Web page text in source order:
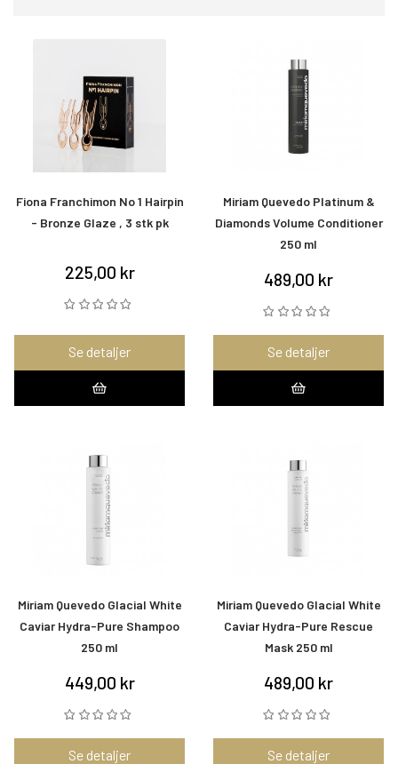
Fiona Franchimon No 1 Hairpin
- Bronze Glaze , 3 stk pk
225,00 kr
Se detaljer
Miriam Quevedo Platinum &
Diamonds Volume Conditioner
250 ml
489,00 kr
Se detaljer
Miriam Quevedo Glacial White
Caviar Hydra-Pure Shampoo
250 ml
449,00 kr
Se detaljer
Miriam Quevedo Glacial White
Caviar Hydra-Pure Rescue
Mask 250 ml
489,00 kr
Se detaljer